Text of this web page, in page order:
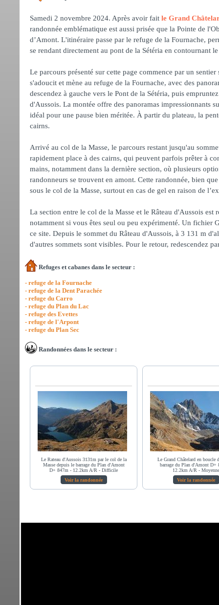
Samedi 2 novembre 2024. Après avoir fait le Grand
randonnée emblématique est aussi prisée que la Pointe de
d’Amont. L'itinéraire passe par le refuge de la Fournache,
se rendant directement au pont de la Sétéria en contournant
Le parcours présenté sur cette page commence par un
s'adoucit et mène au refuge de la Fournache, avec des
descendez à gauche vers le Pont de la Sétéria, puis
d'Aussois. La montée offre des panoramas impressionnants
idéal pour une pause bien méritée. À partir du plateau, la
cairns.
Arrivé au col de la Masse, le parcours restant jusqu'au
rapidement place à des cairns, qui peuvent parfois prêter à
mains, notamment dans la dernière section, où plusieurs
randonneurs se trouvent en amont. Cette randonnée, bien
sous le col de la Masse, surtout en cas de gel en raison de
La section entre le col de la Masse et le Râteau d'Aussois
notamment si vous êtes seul ou peu expérimenté. Un fichier
ce site. Depuis le sommet du Râteau d'Aussois, à 3 131 m
d'autres sommets sont visibles. Pour le retour, redescendez
Refuges et cabanes dans le secteur :
- refuge de la Fournache
- refuge de la Dent Parachée
- refuge du Carro
- refuge du Plan du Lac
- refuge des Evettes
- refuge de l'Arpont
- refuge du Plan Sec
Randonnées dans le secteur :
Le Rateau d'Aussois 3131m par le col de la
Masse depuis le barrage du Plan d'Amont
D+ 847m - 12.2km A/R - Difficile
Voir la randonnée
Le Grand Châtelard en boucle
barrage du Plan d'Amont D+
12.2km A/R - Moyenne
Voir la randonnée